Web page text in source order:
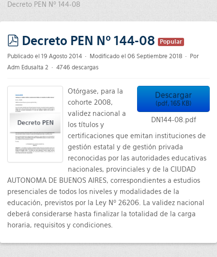
Decreto PEN Nº 144-08
pdf
Decreto PEN Nº 144-08 Popular
Publicado el 19 Agosto 2014 Modificado el 06 Septiembre 2018
Por
Adm Edusalta 2
4746 descargas
Descargar
(pdf, 165 KB)
DN144-08.pdf
Otórgase, para la
cohorte 2008,
validez nacional a
los títulos y
certificaciones que emitan instituciones de
gestión estatal y de gestión privada
reconocidas por las autoridades educativas
nacionales, provinciales y de la CIUDAD
AUTONOMA DE BUENOS AIRES, correspondientes a estudios
presenciales de todos los niveles y modalidades de la
educación, previstos por la Ley Nº 26206. La validez nacional
deberá considerarse hasta finalizar la totalidad de la carga
horaria, requisitos y condiciones.